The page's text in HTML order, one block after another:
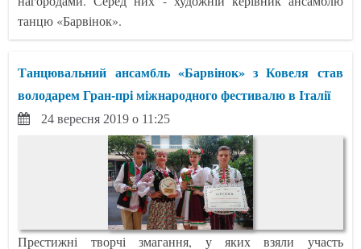
танцю «Барвінок».
Танцювальний ансамбль «Барвінок» з Ковеля став
володарем Гран-прі міжнародного фестивалю в Італії
24 вересня 2019 о 11:25
Престижні творчі змагання, у яких взяли участь